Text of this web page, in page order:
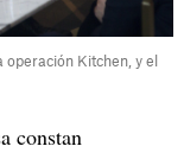
Kitchen, y el
constan